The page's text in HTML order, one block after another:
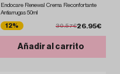
Endocare Renewal Crema Reconfortante
Antiarrugas 50ml
12% 30.57€26.95€
Añadir al carrito